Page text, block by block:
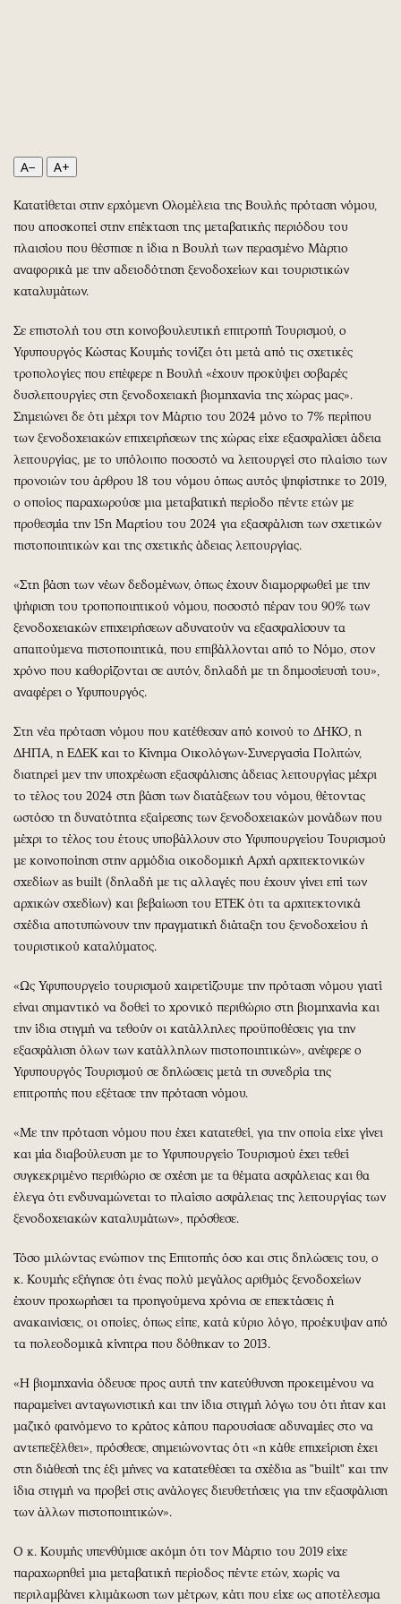
Θέατρο-Χορός
Εικαστικά
Χειρόγραφα
Προσφορές
Προσωπικότητες στην ''Κ''
Επιστολές
A− A+
Κατατίθεται στην ερχόμενη Ολομέλεια της Βουλής πρόταση νόμου,
που αποσκοπεί στην επέκταση της μεταβατικής περιόδου του
πλαισίου που θέσπισε η ίδια η Βουλή των περασμένο Μάρτιο
αναφορικά με την αδειοδότηση ξενοδοχείων και τουριστικών
καταλυμάτων.
Σε επιστολή του στη κοινοβουλευτική επιτροπή Τουρισμού, ο
Υφυπουργός Κώστας Κουμής τονίζει ότι μετά από τις σχετικές
τροπολογίες που επέφερε η Βουλή «έχουν προκύψει σοβαρές
δυσλειτουργίες στη ξενοδοχειακή βιομηχανία της χώρας μας».
Σημειώνει δε ότι μέχρι τον Μάρτιο του 2024 μόνο το 7% περίπου
των ξενοδοχειακών επιχειρήσεων της χώρας είχε εξασφαλίσει άδεια
λειτουργίας, με το υπόλοιπο ποσοστό να λειτουργεί στο πλαίσιο των
προνοιών του άρθρου 18 του νόμου όπως αυτός ψηφίστηκε το 2019,
ο οποίος παραχωρούσε μια μεταβατική περίοδο πέντε ετών με
προθεσμία την 15η Μαρτίου του 2024 για εξασφάλιση των σχετικών
πιστοποιητικών και της σχετικής άδειας λειτουργίας.
«Στη βάση των νέων δεδομένων, όπως έχουν διαμορφωθεί με την
ψήφιση του τροποποιητικού νόμου, ποσοστό πέραν του 90% των
ξενοδοχειακών επιχειρήσεων αδυνατούν να εξασφαλίσουν τα
απαιτούμενα πιστοποιητικά, που επιβάλλονται από το Νόμο, στον
χρόνο που καθορίζονται σε αυτόν, δηλαδή με τη δημοσίευσή του»,
αναφέρει ο Υφυπουργός.
Στη νέα πρόταση νόμου που κατέθεσαν από κοινού το ΔΗΚΟ, η
ΔΗΠΑ, η ΕΔΕΚ και το Κίνημα Οικολόγων-Συνεργασία Πολιτών,
διατηρεί μεν την υποχρέωση εξασφάλισης άδειας λειτουργίας μέχρι
το τέλος του 2024 στη βάση των διατάξεων του νόμου, θέτοντας
ωστόσο τη δυνατότητα εξαίρεσης των ξενοδοχειακών μονάδων που
μέχρι το τέλος του έτους υποβάλλουν στο Υφυπουργείου Τουρισμού
με κοινοποίηση στην αρμόδια οικοδομική Αρχή αρχιτεκτονικών
σχεδίων as built (δηλαδή με τις αλλαγές που έχουν γίνει επί των
αρχικών σχεδίων) και βεβαίωση του ΕΤΕΚ ότι τα αρχιτεκτονικά
σχέδια αποτυπώνουν την πραγματική διάταξη του ξενοδοχείου ή
τουριστικού καταλύματος.
«Ως Υφυπουργείο τουρισμού χαιρετίζουμε την πρόταση νόμου γιατί
είναι σημαντικό να δοθεί το χρονικό περιθώριο στη βιομηχανία και
την ίδια στιγμή να τεθούν οι κατάλληλες προϋποθέσεις για την
εξασφάλιση όλων των κατάλληλων πιστοποιητικών», ανέφερε ο
Υφυπουργός Τουρισμού σε δηλώσεις μετά τη συνεδρία της
επιτροπής που εξέτασε την πρόταση νόμου.
«Με την πρόταση νόμου που έχει κατατεθεί, για την οποία είχε γίνει
και μία διαβούλευση με το Υφυπουργείο Τουρισμού έχει τεθεί
συγκεκριμένο περιθώριο σε σχέση με τα θέματα ασφάλειας και θα
έλεγα ότι ενδυναμώνεται το πλαίσιο ασφάλειας της λειτουργίας των
ξενοδοχειακών καταλυμάτων», πρόσθεσε.
Τόσο μιλώντας ενώπιον της Επιτοπής όσο και στις δηλώσεις του, ο
κ. Κουμής εξήγησε ότι ένας πολύ μεγάλος αριθμός ξενοδοχείων
έχουν προχωρήσει τα προηγούμενα χρόνια σε επεκτάσεις ή
ανακαινίσεις, οι οποίες, όπως είπε, κατά κύριο λόγο, προέκυψαν από
τα πολεοδομικά κίνητρα που δόθηκαν το 2013.
«Η βιομηχανία όδευσε προς αυτή την κατεύθυνση προκειμένου να
παραμείνει ανταγωνιστική και την ίδια στιγμή λόγω του ότι ήταν και
μαζικό φαινόμενο το κράτος κάπου παρουσίασε αδυναμίες στο να
αντεπεξέλθει», πρόσθεσε, σημειώνοντας ότι «η κάθε επιχείριση έχει
στη διάθεσή της έξι μήνες να κατατεθέσει τα σχέδια as "built" και την
ίδια στιγμή να προβεί στις ανάλογες διευθετήσεις για την εξασφάλιση
των άλλων πιστοποιητικών».
Ο κ. Κουμής υπενθύμισε ακόμη ότι τον Μάρτιο του 2019 είχε
παραχωρηθεί μια μεταβατική περίοδος πέντε ετών, χωρίς να
περιλαμβάνει κλιμάκωση των μέτρων, κάτι που είχε ως αποτέλεσμα